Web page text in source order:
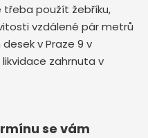
použít žebříku,
vzdálené pár metrů
v Praze 9 v
zahrnuta v
se vám